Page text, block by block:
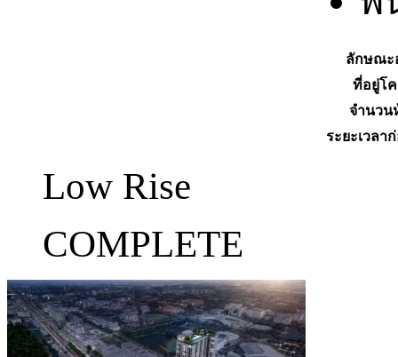
ลักษณะ
ที่อยู่โ
จำนวน
ระยะเวลา
Low Rise
COMPLETE